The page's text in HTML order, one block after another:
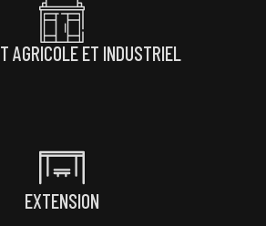
AGRICOLE ET INDUSTRIEL
EXTENSION